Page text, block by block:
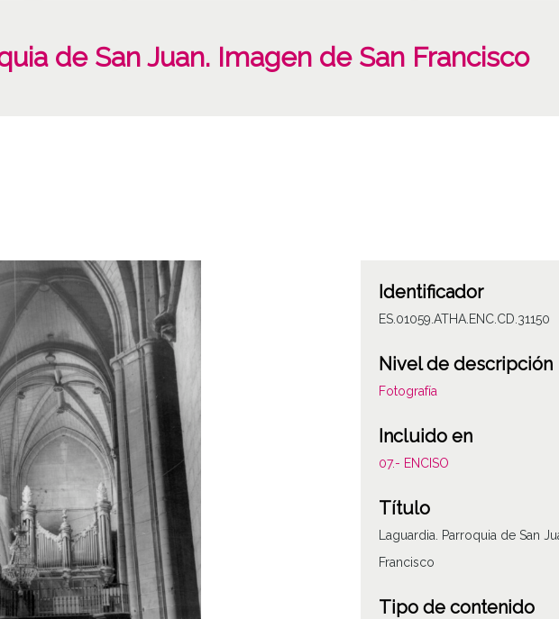
de San Juan. Imagen de San Francisco
Identificador
ES.01059.ATHA.ENC.CD.31150
Nivel de descripción
Fotografía
Incluido en
07.- ENCISO
Título
Laguardia. Parroquia de San
Francisco
Tipo de contenido